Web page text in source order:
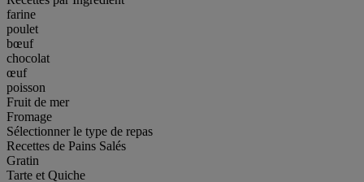
farine
poulet
bœuf
chocolat
œuf
poisson
Fruit de mer
Fromage
Sélectionner le type de repas
Recettes de Pains Salés
Gratin
Tarte et Quiche